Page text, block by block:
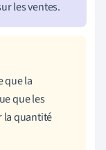
les ventes.
que la
que les
la quantité